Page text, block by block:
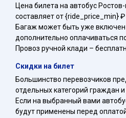
Цена билета на автобус
составляет от {ride_price_min}
Багаж может быть уже включен
дополнительно оплачиваться
Провоз ручной клади –
Скидки на билет
Большинство перевозчиков
отдельных категорий граждан
Если на выбранный вами
будут применены перед